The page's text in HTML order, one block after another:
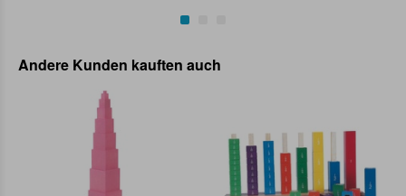
Andere Kunden kauften auch